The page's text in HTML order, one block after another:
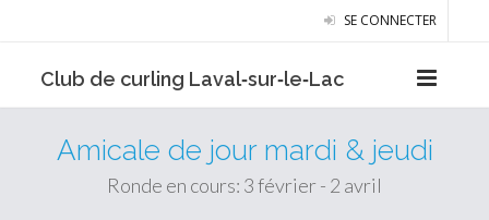
SE CONNECTER
Club de curling Laval‑sur‑le‑Lac
Amicale de jour mardi & jeudi
Ronde en cours: 3 février - 2 avril